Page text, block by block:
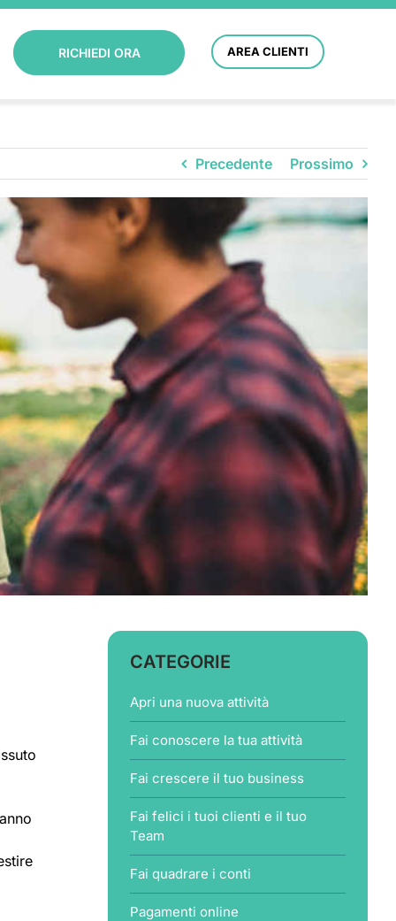
RICHIEDI ORA AREA CLIENTI
Precedente Prossimo
CATEGORIE
Apri una nuova attività
Fai conoscere la tua attività
Fai crescere il tuo business
Fai felici i tuoi clienti e il tuo
Team
Fai quadrare i conti
Pagamenti online